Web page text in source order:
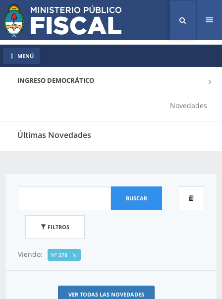
INGRESO DEMOCRÁTICO
Novedades
Últimas Novedades
MENÚ
BUSCAR
FILTROS
Viendo: N° 378
VER TODAS LAS NOVEDADES